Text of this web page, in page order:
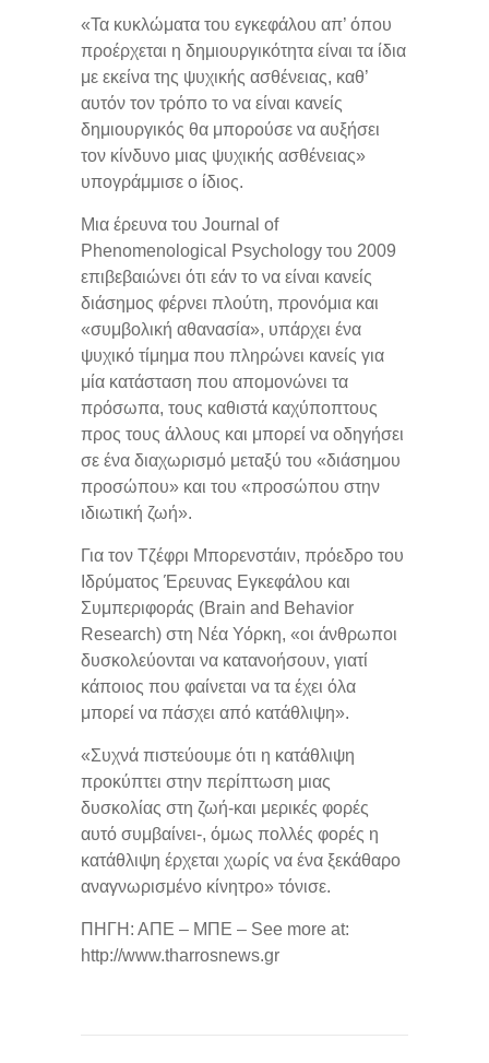
«Τα κυκλώματα του εγκεφάλου απ’ όπου
προέρχεται η δημιουργικότητα είναι τα ίδια
με εκείνα της ψυχικής ασθένειας, καθ’
αυτόν τον τρόπο το να είναι κανείς
δημιουργικός θα μπορούσε να αυξήσει
τον κίνδυνο μιας ψυχικής ασθένειας»
υπογράμμισε ο ίδιος.
Μια έρευνα του Journal of
Phenomenological Psychology του 2009
επιβεβαιώνει ότι εάν το να είναι κανείς
διάσημος φέρνει πλούτη, προνόμια και
«συμβολική αθανασία», υπάρχει ένα
ψυχικό τίμημα που πληρώνει κανείς για
μία κατάσταση που απομονώνει τα
πρόσωπα, τους καθιστά καχύποπτους
προς τους άλλους και μπορεί να οδηγήσει
σε ένα διαχωρισμό μεταξύ του «διάσημου
προσώπου» και του «προσώπου στην
ιδιωτική ζωή».
Για τον Τζέφρι Μπορενστάιν, πρόεδρο του
Ιδρύματος Έρευνας Εγκεφάλου και
Συμπεριφοράς (Brain and Behavior
Research) στη Νέα Υόρκη, «οι άνθρωποι
δυσκολεύονται να κατανοήσουν, γιατί
κάποιος που φαίνεται να τα έχει όλα
μπορεί να πάσχει από κατάθλιψη».
«Συχνά πιστεύουμε ότι η κατάθλιψη
προκύπτει στην περίπτωση μιας
δυσκολίας στη ζωή-και μερικές φορές
αυτό συμβαίνει-, όμως πολλές φορές η
κατάθλιψη έρχεται χωρίς να ένα ξεκάθαρο
αναγνωρισμένο κίνητρο» τόνισε.
ΠΗΓΗ: ΑΠΕ – ΜΠΕ – See more at:
http://www.tharrosnews.gr